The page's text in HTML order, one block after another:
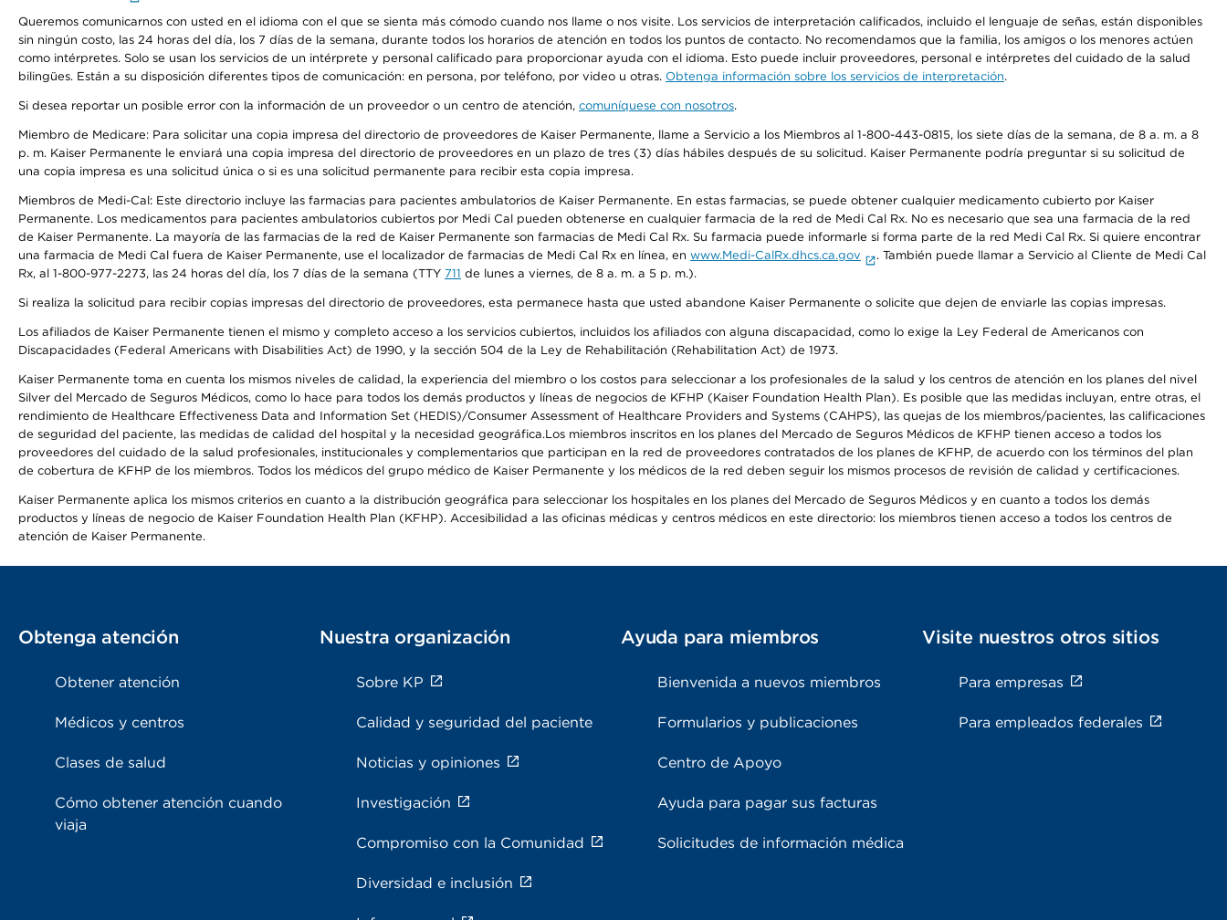
Queremos comunicarnos con usted en el idioma con el que se sienta más cómodo cuando nos llame o nos visite. Los servicios de interpretación calificados, incluido el lenguaje de señas, están disponibles
sin ningún costo, las 24 horas del día, los 7 días de la semana, durante todos los horarios de atención en todos los puntos de contacto. No recomendamos que la familia, los amigos o los menores actúen
como intérpretes. Solo se usan los servicios de un intérprete y personal calificado para proporcionar ayuda con el idioma. Esto puede incluir proveedores, personal e intérpretes del cuidado de la salud
bilingües. Están a su disposición diferentes tipos de comunicación: en persona, por teléfono, por video u otras. Obtenga información sobre los servicios de interpretación.
Si desea reportar un posible error con la información de un proveedor o un centro de atención, comuníquese con nosotros.
Miembro de Medicare: Para solicitar una copia impresa del directorio de proveedores de Kaiser Permanente, llame a Servicio a los Miembros al 1-800-443-0815, los siete días de la semana, de 8 a. m. a 8
p. m. Kaiser Permanente le enviará una copia impresa del directorio de proveedores en un plazo de tres (3) días hábiles después de su solicitud. Kaiser Permanente podría preguntar si su solicitud de
una copia impresa es una solicitud única o si es una solicitud permanente para recibir esta copia impresa.
Miembros de Medi-Cal: Este directorio incluye las farmacias para pacientes ambulatorios de Kaiser Permanente. En estas farmacias, se puede obtener cualquier medicamento cubierto por Kaiser
Permanente. Los medicamentos para pacientes ambulatorios cubiertos por Medi Cal pueden obtenerse en cualquier farmacia de la red de Medi Cal Rx. No es necesario que sea una farmacia de la red
de Kaiser Permanente. La mayoría de las farmacias de la red de Kaiser Permanente son farmacias de Medi Cal Rx. Su farmacia puede informarle si forma parte de la red Medi Cal Rx. Si quiere encontrar
una farmacia de Medi Cal fuera de Kaiser Permanente, use el localizador de farmacias de Medi Cal Rx en línea, en www.Medi-CalRx.dhcs.ca.gov
. También puede llamar a Servicio al Cliente de Medi Cal
Rx, al 1-800-977-2273, las 24 horas del día, los 7 días de la semana (TTY 711 de lunes a viernes, de 8 a. m. a 5 p. m.).
Si realiza la solicitud para recibir copias impresas del directorio de proveedores, esta permanece hasta que usted abandone Kaiser Permanente o solicite que dejen de enviarle las copias impresas.
Los afiliados de Kaiser Permanente tienen el mismo y completo acceso a los servicios cubiertos, incluidos los afiliados con alguna discapacidad, como lo exige la Ley Federal de Americanos con
Discapacidades (Federal Americans with Disabilities Act) de 1990, y la sección 504 de la Ley de Rehabilitación (Rehabilitation Act) de 1973.
Kaiser Permanente toma en cuenta los mismos niveles de calidad, la experiencia del miembro o los costos para seleccionar a los profesionales de la salud y los centros de atención en los planes del nivel
Silver del Mercado de Seguros Médicos, como lo hace para todos los demás productos y líneas de negocios de KFHP (Kaiser Foundation Health Plan). Es posible que las medidas incluyan, entre otras, el
rendimiento de Healthcare Effectiveness Data and Information Set (HEDIS)/Consumer Assessment of Healthcare Providers and Systems (CAHPS), las quejas de los miembros/pacientes, las calificaciones
de seguridad del paciente, las medidas de calidad del hospital y la necesidad geográfica.Los miembros inscritos en los planes del Mercado de Seguros Médicos de KFHP tienen acceso a todos los
proveedores del cuidado de la salud profesionales, institucionales y complementarios que participan en la red de proveedores contratados de los planes de KFHP, de acuerdo con los términos del plan
de cobertura de KFHP de los miembros. Todos los médicos del grupo médico de Kaiser Permanente y los médicos de la red deben seguir los mismos procesos de revisión de calidad y certificaciones.
Kaiser Permanente aplica los mismos criterios en cuanto a la distribución geográfica para seleccionar los hospitales en los planes del Mercado de Seguros Médicos y en cuanto a todos los demás
productos y líneas de negocio de Kaiser Foundation Health Plan (KFHP). Accesibilidad a las oficinas médicas y centros médicos en este directorio: los miembros tienen acceso a todos los centros de
atención de Kaiser Permanente.
Obtenga atención
Obtener atención
Médicos y centros
Clases de salud
Cómo obtener atención cuando
viaja
Nuestra organización
Sobre KP
Calidad y seguridad del paciente
Noticias y opiniones
Investigación
Compromiso con la Comunidad
Diversidad e inclusión
Ayuda para miembros
Bienvenida a nuevos miembros
Formularios y publicaciones
Centro de Apoyo
Ayuda para pagar sus facturas
Solicitudes de información médica
Visite nuestros otros sitios
Para empresas
Para empleados federales